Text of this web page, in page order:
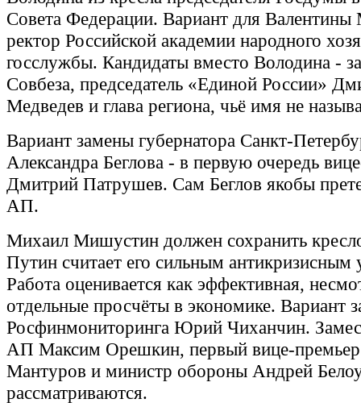
Совета Федерации. Вариант для Валентины
ректор Российской академии народного
госслужбы. Кандидаты вместо Володина -
Совбеза, председатель «Единой России»
Медведев и глава региона, чьё имя не
Вариант замены губернатора Санкт-
Александра Беглова - в первую очередь
Дмитрий Патрушев. Сам Беглов якобы
АП.
Михаил Мишустин должен сохранить
Путин считает его сильным антикризисным
Работа оценивается как эффективная,
отдельные просчёты в экономике. Вариант
Росфинмониторинга Юрий Чиханчин.
АП Максим Орешкин, первый вице-
Мантуров и министр обороны Андрей
рассматриваются.